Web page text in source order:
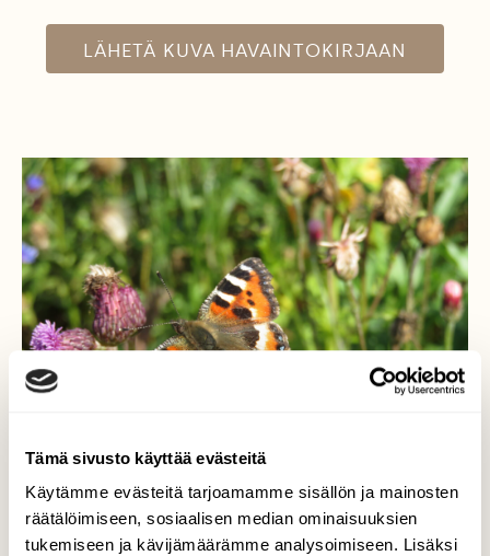
Tämä sivusto käyttää evästeitä
Käytämme evästeitä tarjoamamme sisällön ja mainosten
räätälöimiseen, sosiaalisen median ominaisuuksien
tukemiseen ja kävijämäärämme analysoimiseen. Lisäksi
LÄHETÄ KUVA HAVAINTOKIRJAAN